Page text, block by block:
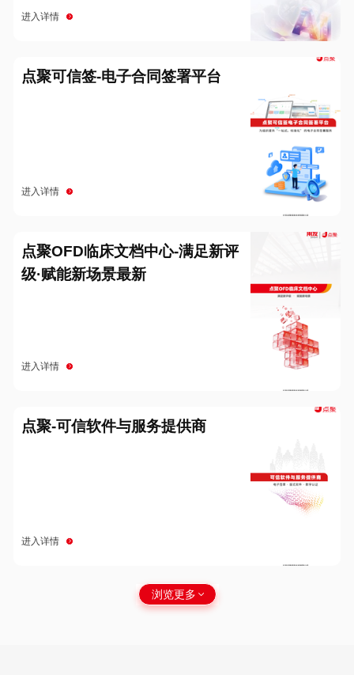
进入详情
点聚可信签-电子合同签署平台
进入详情
点聚OFD临床文档中心-满足新评
级·赋能新场景最新
进入详情
点聚-可信软件与服务提供商
进入详情
浏览更多